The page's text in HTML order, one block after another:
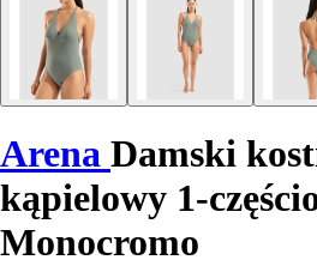
Arena Damski
kąpielowy 1-
Monocromo